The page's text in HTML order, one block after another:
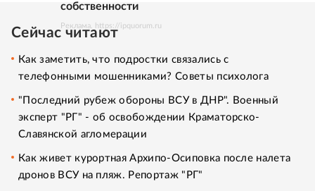
собственности
Реклама. https://ipquorum.ru
Сейчас читают
Как заметить, что подростки связались с
телефонными мошенниками? Советы психолога
"Последний рубеж обороны ВСУ в ДНР". Военный
эксперт "РГ" - об освобождении Краматорско-
Славянской агломерации
Как живет курортная Архипо-Осиповка после налета
дронов ВСУ на пляж. Репортаж "РГ"